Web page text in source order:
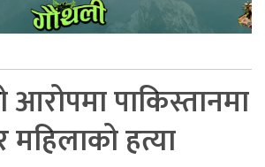
आरोपमा पाकिस्तानमा
महिलाको हत्या